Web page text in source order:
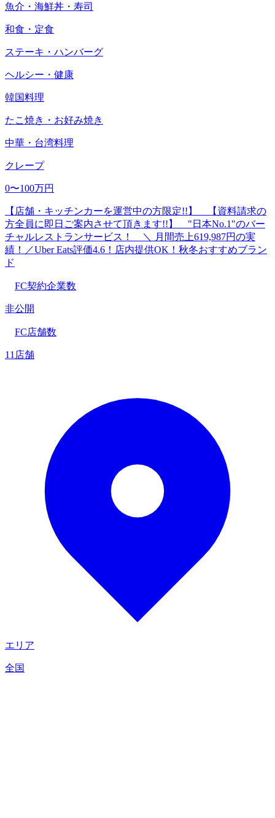
魚介・海鮮丼・寿司
和食・定食
ステーキ・ハンバーグ
ヘルシー・健康
韓国料理
たこ焼き・お好み焼き
中華・台湾料理
クレープ
0〜100万円
【店舗・キッチンカーを運営中の方限定!!】 【資料請求の
方全員に即日ご案内させて頂きます!!】 "日本No.1"のバー
チャルレストランサービス！ ＼ 月間売上619,987円の実
績！／Uber Eats評価4.6！店内提供OK！秋冬おすすめブラン
ド
FC契約企業数
非公開
FC店舗数
11店舗
エリア
全国